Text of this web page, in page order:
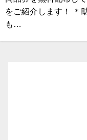
をご紹介します！ ＊
も…